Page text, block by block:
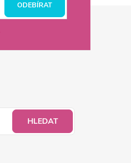
ODEBÍRAT
HLEDAT